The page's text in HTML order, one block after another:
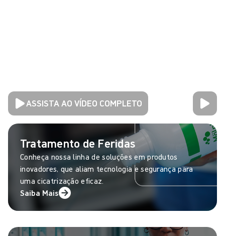
ASSISTA AO VÍDEO COMPLETO
Tratamento de Feridas
Conheça nossa linha de soluções em produtos
inovadores, que aliam tecnologia e segurança para
uma cicatrização eficaz.
Saiba Mais